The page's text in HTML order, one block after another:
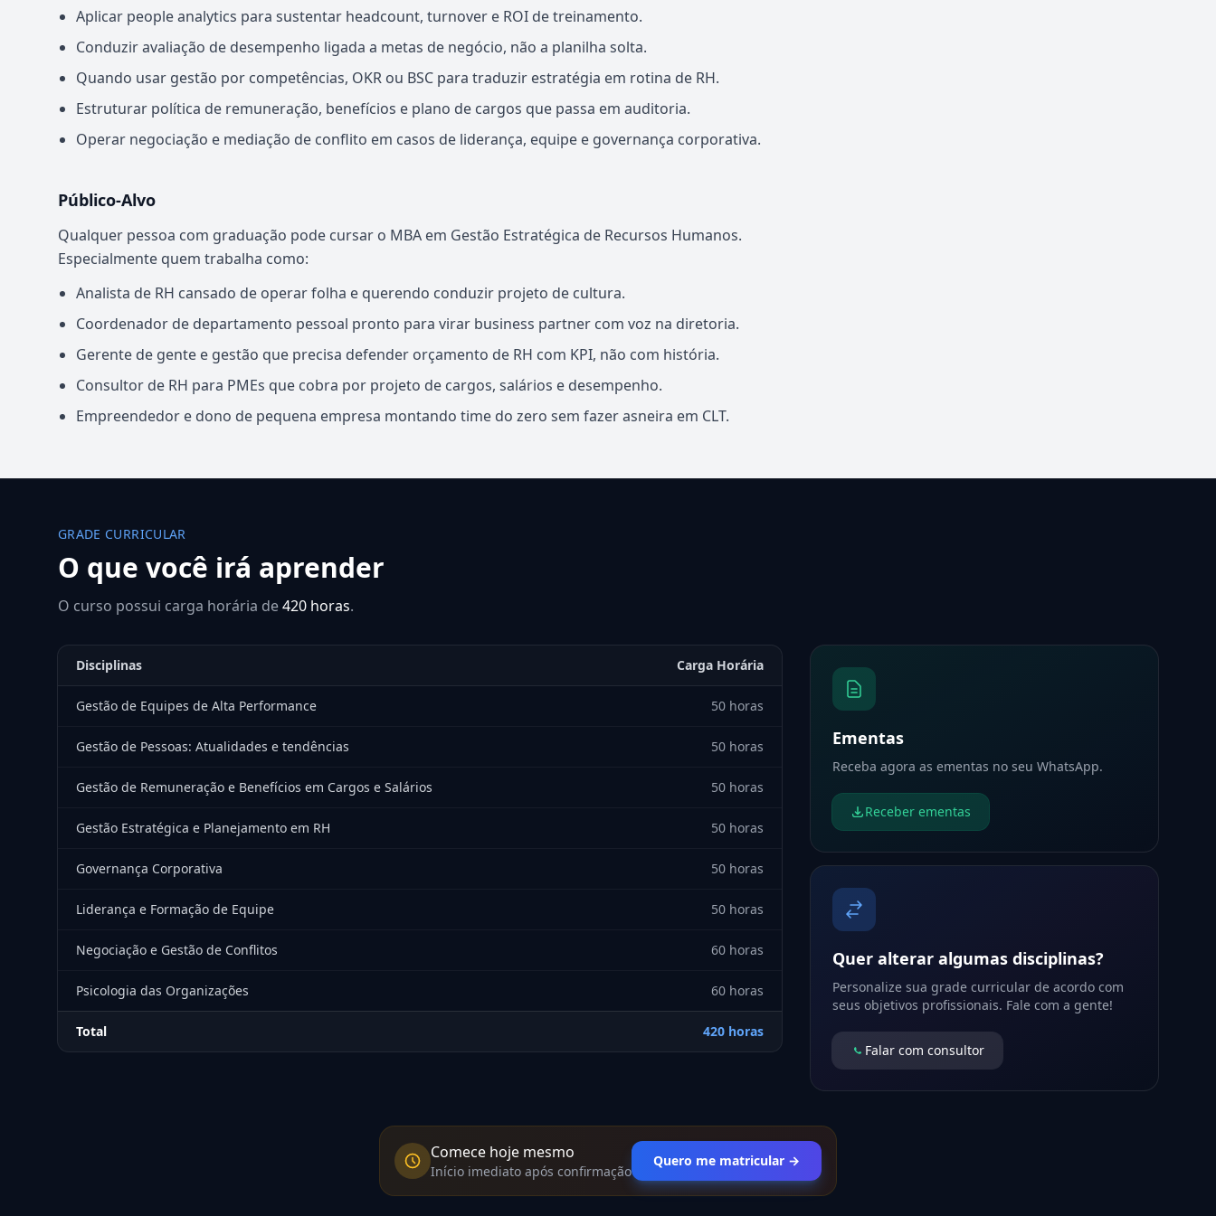
Aplicar people analytics para sustentar headcount, turnover e ROI de treinamento.
Conduzir avaliação de desempenho ligada a metas de negócio, não a planilha solta.
Quando usar gestão por competências, OKR ou BSC para traduzir estratégia em rotina de RH.
Estruturar política de remuneração, benefícios e plano de cargos que passa em auditoria.
Operar negociação e mediação de conflito em casos de liderança, equipe e governança corporativa.
Público-Alvo
Qualquer pessoa com graduação pode cursar o MBA em Gestão Estratégica de Recursos Humanos.
Especialmente quem trabalha como:
Analista de RH cansado de operar folha e querendo conduzir projeto de cultura.
Coordenador de departamento pessoal pronto para virar business partner com voz na diretoria.
Gerente de gente e gestão que precisa defender orçamento de RH com KPI, não com história.
Consultor de RH para PMEs que cobra por projeto de cargos, salários e desempenho.
Empreendedor e dono de pequena empresa montando time do zero sem fazer asneira em CLT.
GRADE CURRICULAR
O que você irá aprender
O curso possui carga horária de420 horas.
Disciplinas Carga Horária
Gestão de Equipes de Alta Performance 50 horas
Gestão de Pessoas: Atualidades e tendências 50 horas
Gestão de Remuneração e Benefícios em Cargos e Salários 50 horas
Gestão Estratégica e Planejamento em RH 50 horas
Governança Corporativa 50 horas
Liderança e Formação de Equipe 50 horas
Negociação e Gestão de Conflitos 60 horas
Psicologia das Organizações 60 horas
Total 420 horas
Ementas
Receba agora as ementas no seu WhatsApp.
Receber ementas
Quer alterar algumas disciplinas?
Personalize sua grade curricular de acordo com
seus objetivos profissionais. Fale com a gente!
Falar com consultor
Comece hoje mesmo
Início imediato após confirmação
Quero me matricular →